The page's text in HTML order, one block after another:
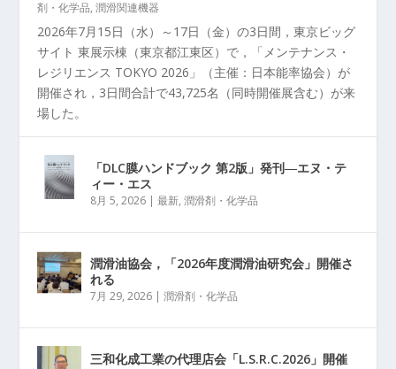
剤・化学品,潤滑関連機器
2026年7月15日（水）～17日（金）の3日間，東京ビッグ
サイト 東展示棟（東京都江東区）で，「メンテナンス・
レジリエンス TOKYO 2026」（主催：日本能率協会）が
開催され，3日間合計で43,725名（同時開催展含む）が来
場した。
「DLC膜ハンドブック 第2版」発刊―エヌ・テ
ィー・エス
8月 5, 2026 |最新,潤滑剤・化学品
潤滑油協会，「2026年度潤滑油研究会」開催さ
れる
7月 29, 2026 |潤滑剤・化学品
三和化成工業の代理店会「L.S.R.C.2026」開催